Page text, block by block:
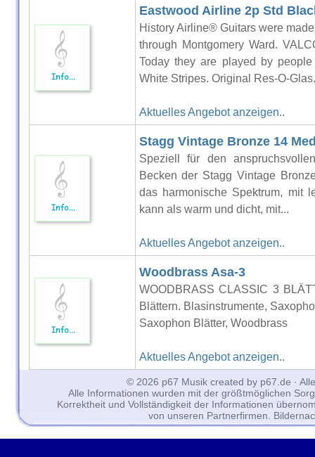
Eastwood Airline 2p Std
History Airline® Guitars were
through Montgomery Ward.
Today they are played by
White Stripes. Original Res-O-
Aktuelles Angebot anzeigen..
Stagg Vintage Bronze 14
Speziell für den
Becken der Stagg Vintage
das harmonische Spektrum, mit
kann als warm und dicht, mit...
Aktuelles Angebot anzeigen..
Woodbrass Asa-3
WOODBRASS CLASSIC 3
Blättern. Blasinstrumente,
Saxophon Blätter, Woodbrass
Aktuelles Angebot anzeigen..
© 2026 p67 Musik created by p67.de ·
Alle Informationen wurden mit der größtmöglichen
Korrektheit und Vollständigkeit der Informationen
von unseren Partnerfirmen.